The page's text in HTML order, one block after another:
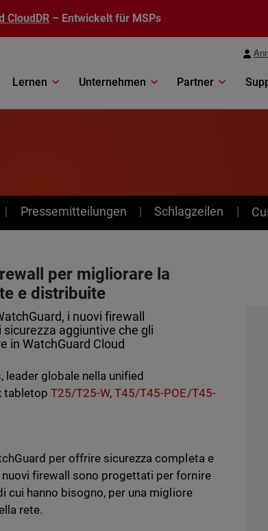
CloudDR – Entwickelt für MSPs
Lernen Unternehmen Partner
Pressemitteilungen Schlagzeilen
per migliorare la
e distribuite
i nuovi firewall
aggiuntive che gli
in WatchGuard Cloud
, leader globale nella unified
tabletopT25/T25-W,T45/T45-POE/T45-
per offrire sicurezza completa e
firewall sono progettati per fornire
cui hanno bisogno, per una migliore
rete.